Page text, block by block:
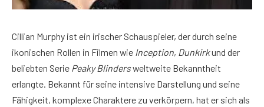
Cillian Murphy ist ein irischer Schauspieler, der durch seine
ikonischen Rollen in Filmen wie Inception, Dunkirkund der
beliebten Serie Peaky Blindersweltweite Bekanntheit
erlangte. Bekannt für seine intensive Darstellung und seine
Fähigkeit, komplexe Charaktere zu verkörpern, hat er sich als